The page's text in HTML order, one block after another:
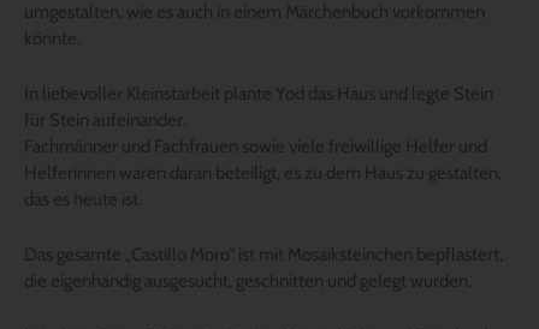
umgestalten, wie es auch in einem Märchenbuch vorkommen
könnte.
In liebevoller Kleinstarbeit plante Yod das Haus und legte Stein
für Stein aufeinander.
Fachmänner und Fachfrauen sowie viele freiwillige Helfer und
Helferinnen waren daran beteiligt, es zu dem Haus zu gestalten,
das es heute ist.
Das gesamte „Castillo Moro“ ist mit Mosaiksteinchen bepflastert,
die eigenhändig ausgesucht, geschnitten und gelegt wurden.